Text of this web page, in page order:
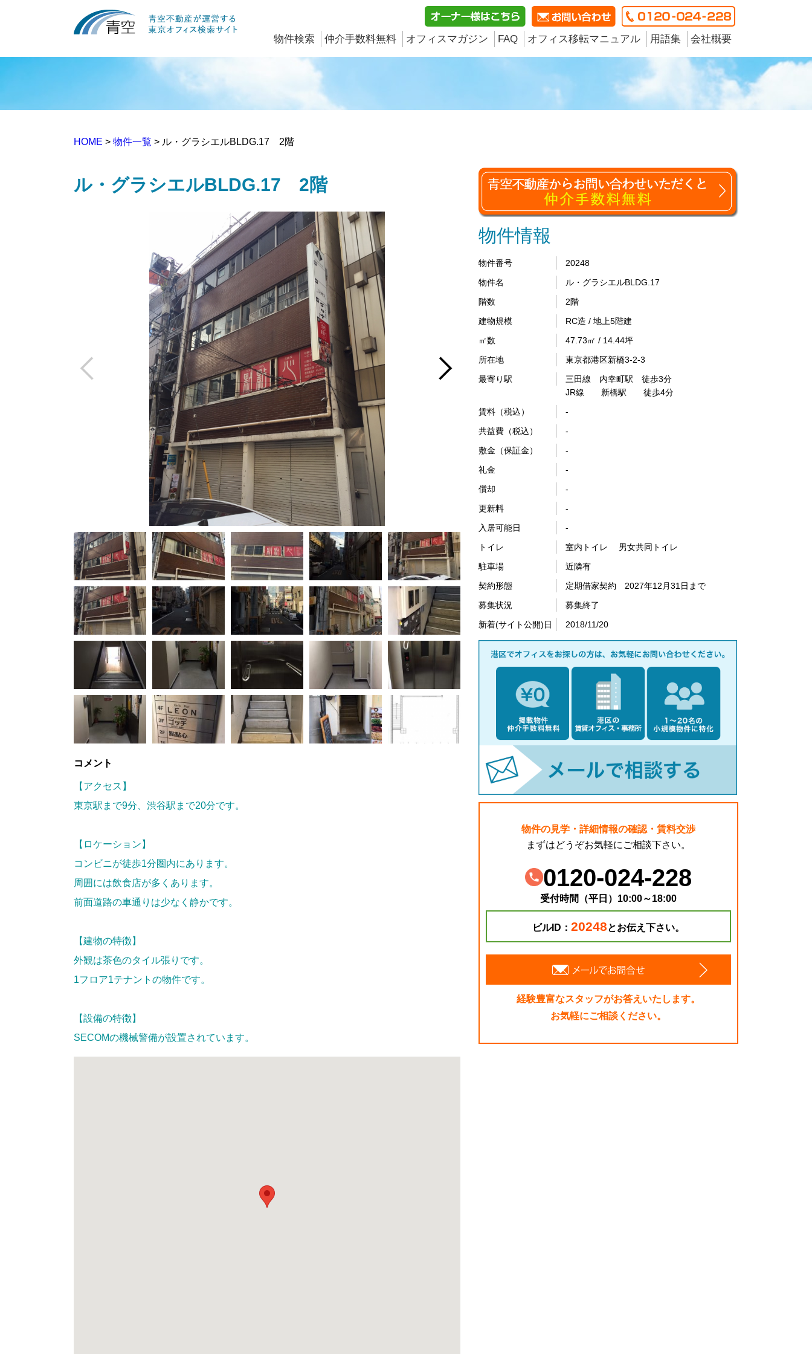
物件検索 仲介手数料無料 オフィスマガジン FAQ オフィス移転マニュアル 用語集 会社概要
HOME > 物件一覧 > ル・グラシエルBLDG.17 2階
ル・グラシエルBLDG.17 2階
コメント
【アクセス】
東京駅まで9分、渋谷駅まで20分です。
【ロケーション】
コンビニが徒歩1分圏内にあります。
周囲には飲食店が多くあります。
前面道路の車通りは少なく静かです。
【建物の特徴】
外観は茶色のタイル張りです。
1フロア1テナントの物件です。
【設備の特徴】
SECOMの機械警備が設置されています。
物件情報
物件番号
20248
物件名
ル・グラシエルBLDG.17
階数
2階
建物規模
RC造 / 地上5階建
㎡数
47.73㎡ / 14.44坪
所在地
東京都港区新橋3-2-3
最寄り駅
三田線 内幸町駅 徒歩3分
JR線 新橋駅 徒歩4分
賃料（税込）
-
共益費（税込）
-
敷金（保証金）
-
礼金
-
償却
-
更新料
-
入居可能日
-
トイレ
室内トイレ 男女共同トイレ
駐車場
近隣有
契約形態
定期借家契約 2027年12月31日まで
募集状況
募集終了
新着(サイト公開)日
2018/11/20
物件の見学・詳細情報の確認・賃料交渉
まずはどうぞお気軽にご相談下さい。
0120-024-228
受付時間（平日）10:00～18:00
ビルID： 20248とお伝え下さい。
経験豊富なスタッフがお答えいたします。
お気軽にご相談ください。